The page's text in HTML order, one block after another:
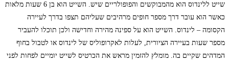
שייט ללינדוס הוא מהמבוקשים והפופולריים שיש. השייט הוא בן 6 שעות מלאות
כאשר הוא עובר דרך מספר חופים מרהיבים שעליהם תצפו בדרך לעיירה
הקסומה – לינדוס. השייט הוא על ספינה מהירה וחדישה ולכן תוכלו להעביר
מספר שעות בעיירה הציורית, לעלות לאקרופוליס של לינדוס או לטבול בחוף
המדהים שקיים בה. מומלץ להזמין מראש את הכרטיס לשייט יומיים לפחות לפני